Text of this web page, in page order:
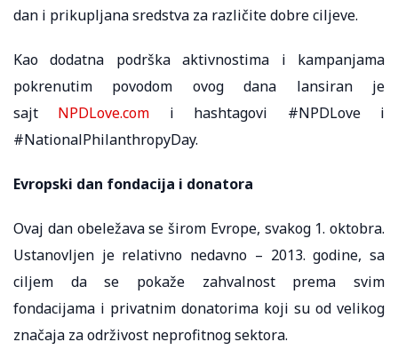
dan i prikupljana sredstva za različite dobre ciljeve.
Kao dodatna podrška aktivnostima i kampanjama
pokrenutim povodom ovog dana lansiran je
sajt NPDLove.com i hashtagovi #NPDLove i
#NationalPhilanthropyDay.
Evropski dan fondacija i donatora
Ovaj dan obeležava se širom Evrope, svakog 1. oktobra.
Ustanovljen je relativno nedavno – 2013. godine, sa
ciljem da se pokaže zahvalnost prema svim
fondacijama i privatnim donatorima koji su od velikog
značaja za održivost neprofitnog sektora.